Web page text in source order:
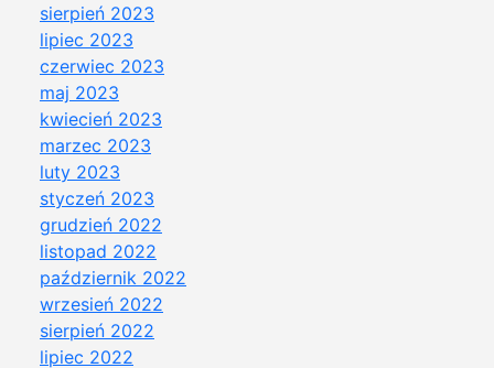
sierpień 2023
lipiec 2023
czerwiec 2023
maj 2023
kwiecień 2023
marzec 2023
luty 2023
styczeń 2023
grudzień 2022
listopad 2022
październik 2022
wrzesień 2022
sierpień 2022
lipiec 2022